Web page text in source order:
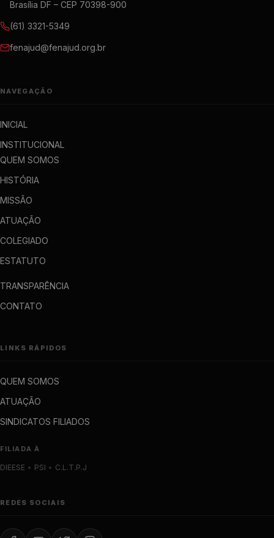
Brasília DF – CEP 70398-900
(61) 3321-5349
fenajud@fenajud.org.br
NAVEGAÇÃO
INICIAL
INSTITUCIONAL
QUEM SOMOS
HISTÓRIA
MISSÃO
ATUAÇÃO
COLEGIADO
ESTATUTO
TRANSPARÊNCIA
CONTATO
LINKS RÁPIDOS
QUEM SOMOS
ATUAÇÃO
SINDICATOS FILIADOS
FILIADA À
DIEESE • PSI • C.L.T.P.J
REDES SOCIAIS